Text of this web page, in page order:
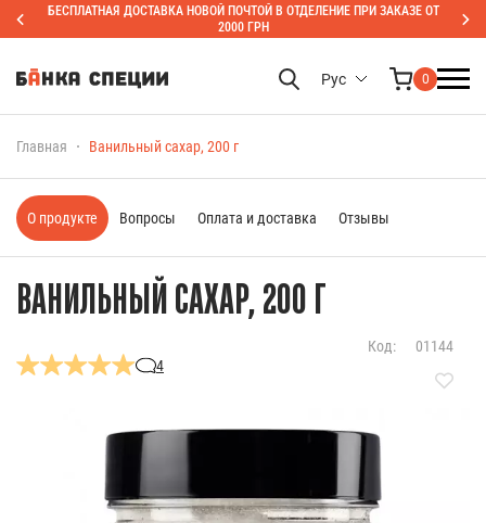
БЕСПЛАТНАЯ ДОСТАВКА НОВОЙ ПОЧТОЙ В ОТДЕЛЕНИЕ ПРИ ЗАКАЗЕ ОТ
2000 ГРН
Рус 0
Главная Ванильный сахар, 200 г
ВАНИЛЬНЫЙ САХАР, 200 Г
4
Код: 01144
О продукте Вопросы Оплата и доставка Отзывы